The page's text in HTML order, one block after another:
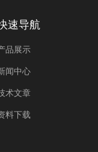
速导航
品展示
闻中心
术文章
料下载